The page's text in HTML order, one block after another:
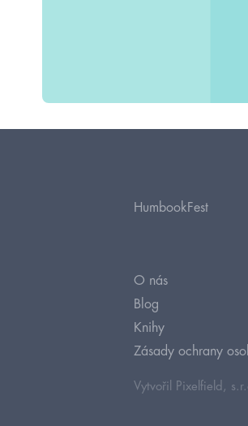
HumbookFest
O nás
Blog
Knihy
Zásady ochrany
Vytvořil Pixelfield,